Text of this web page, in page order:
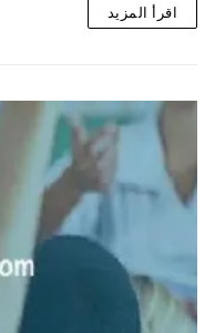
اقرأ المزيد